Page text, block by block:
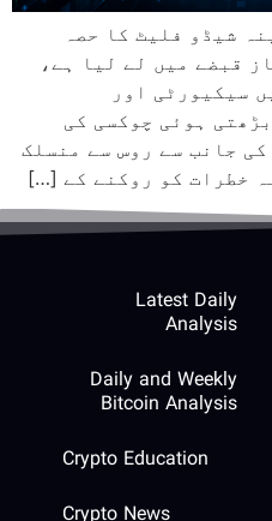
شیڈو فلیٹ کا حصہ
قبضے میں لے لیا ہے،
سیکیورٹی اور
ہوئی چوکسی کی
کی جانب سے روس سے منسلک
خطرات کو روکنے کے […]
Latest Daily
Analysis
Daily and Weekly
Bitcoin Analysis
Crypto Education